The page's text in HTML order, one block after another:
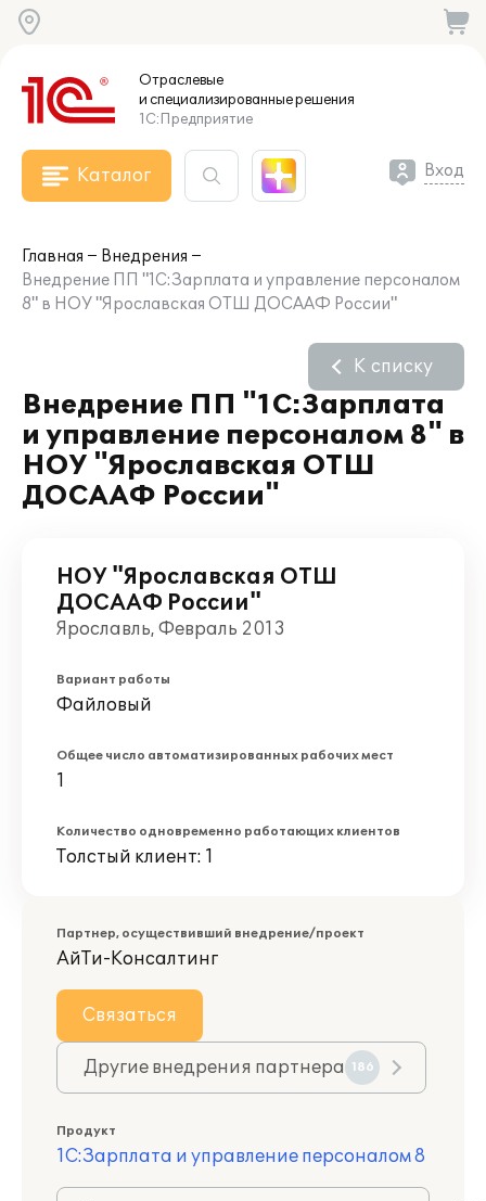
Отраслевые
и специализированныерешения
1С:Предприятие
Каталог Вход
Главная
Внедрения
Внедрение ПП "1С:Зарплата и управление персоналом
8" в НОУ "Ярославская ОТШ ДОСААФ России"
Внедрение ПП "1С:Зарплата
и управление персоналом 8" в
НОУ "Ярославская ОТШ
ДОСААФ России"
К списку
НОУ "Ярославская ОТШ
ДОСААФ России"
Ярославль, Февраль 2013
Вариант работы
Файловый
Общее число автоматизированных рабочих мест
1
Количество одновременно работающих клиентов
Толстый клиент: 1
Партнер, осуществивший внедрение/проект
АйТи-Консалтинг
Связаться
Другие внедрения партнера 186
Продукт
1С:Зарплата и управление персоналом 8